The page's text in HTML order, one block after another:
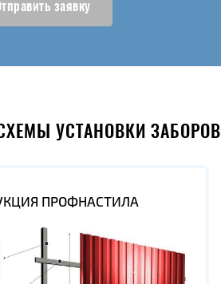
заявку
УСТАНОВКИ ЗАБОРОВ
ПРОФНАСТИЛА